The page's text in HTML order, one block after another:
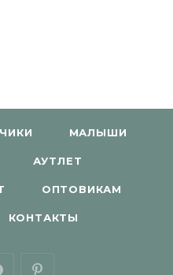
МАЛЫШИ
АУТЛЕТ
ОПТОВИКАМ
КОНТАКТЫ